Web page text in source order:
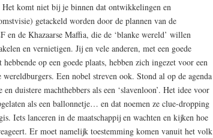
Het komt niet bij je binnen dat ontwikkelingen en
getackeld worden door de plannen van de
en de Khazaarse Maffia, die de ‘blanke wereld’ willen
en vernietigen. Jij en vele anderen, met een goede
op een goede plaats, hebben zich ingezet voor een
Een nobel streven ook. Stond al op de agenda
duistere machthebbers als een ‘slavenloon’. Het idee voor
als een ballonnetje… en dat noemen ze clue-dropping
Iets lanceren in de maatschappij en wachten en kijken hoe
Er moet namelijk toestemming komen vanuit het volk